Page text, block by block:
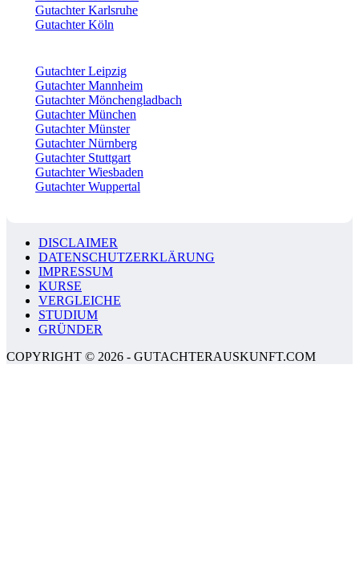
Gutachter Karlsruhe
Gutachter Köln
Gutachter Leipzig
Gutachter Mannheim
Gutachter Mönchengladbach
Gutachter München
Gutachter Münster
Gutachter Nürnberg
Gutachter Stuttgart
Gutachter Wiesbaden
Gutachter Wuppertal
DISCLAIMER
DATENSCHUTZERKLÄRUNG
IMPRESSUM
KURSE
VERGLEICHE
STUDIUM
GRÜNDER
COPYRIGHT © 2026 - GUTACHTERAUSKUNFT.COM